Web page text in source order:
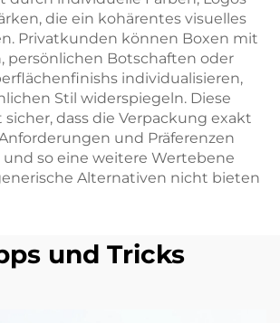
die ein kohärentes visuelles
Privatkunden können Boxen mit
persönlichen Botschaften oder
individualisieren,
Stil widerspiegeln. Diese
dass die Verpackung exakt
und Präferenzen
so eine weitere Wertebene
Alternativen nicht bieten
und Tricks